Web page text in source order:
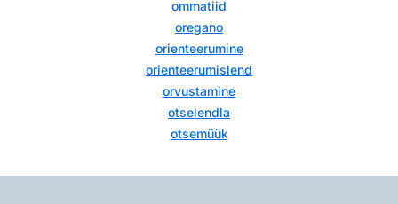
ommatiid
oregano
orienteerumine
orienteerumislend
orvustamine
otselendla
otsemüük